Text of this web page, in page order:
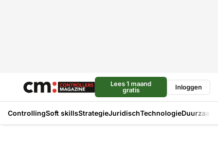
Lees 1 maand
gratis
Inloggen
ControllingSoft skillsStrategieJuridischTechnologie